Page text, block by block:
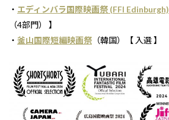
・ エディンバラ国際映画祭 (FFI Edinburgh)
（4部門） 】
・ 釜山国際短編映画祭 （韓国）【 入選 】